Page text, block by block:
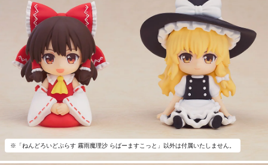
※「ねんどろいどぷらす 霧雨魔理沙 らばーますこっと」以外は付属いたしません。